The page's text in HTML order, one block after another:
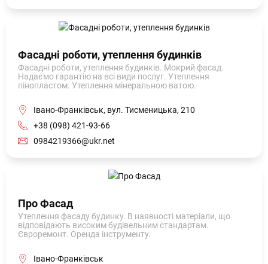
Фасадні роботи, утеплення будинків
Фасадні роботи, утеплення будинків. Мокрий фасад.
Надаємо гарантію на всі види послуг. Утеплення
пінопластом. Утеплення мінеральною ватою.
Івано-Франківськ, вул. Тисменицька, 210
+38 (098) 421-93-66
0984219366@ukr.net
Про Фасад
Утеплення фасаду будинку. В наявності матеріали, що
відповідають високим будівельним стандартам.
Євроремонт. Оренда інструменту.
Івано-Франківськ